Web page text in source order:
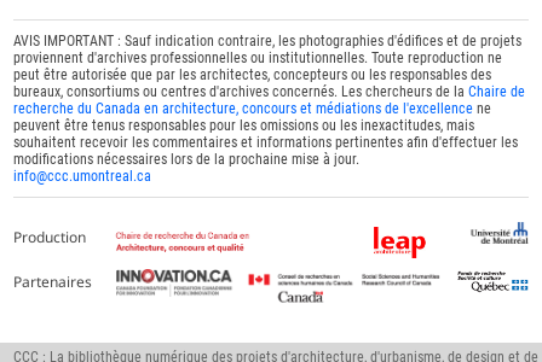
AVIS IMPORTANT : Sauf indication contraire, les photographies d'édifices et de projets
proviennent d'archives professionnelles ou institutionnelles. Toute reproduction ne
peut être autorisée que par les architectes, concepteurs ou les responsables des
bureaux, consortiums ou centres d'archives concernés. Les chercheurs de laChaire de
recherche du Canada en architecture, concours et médiations de l'excellence ne
peuvent être tenus responsables pour les omissions ou les inexactitudes, mais
souhaitent recevoir les commentaires et informations pertinentes afin d'effectuer les
modifications nécessaires lors de la prochaine mise à jour.
info@ccc.umontreal.ca
Production
Partenaires
CCC : La bibliothèque numérique des projets d'architecture, d'urbanisme, de design et de